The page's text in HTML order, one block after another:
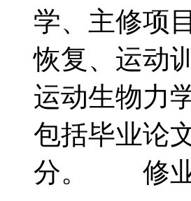
学、主修项
恢复、运动
运动生物力
包括毕业论
分。 修业